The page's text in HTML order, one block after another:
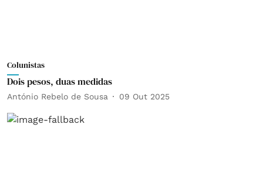
Colunistas
Dois pesos, duas medidas
António Rebelo de Sousa 09 Out 2025